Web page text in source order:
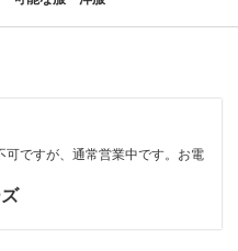
ですが、通常営業中です。お電